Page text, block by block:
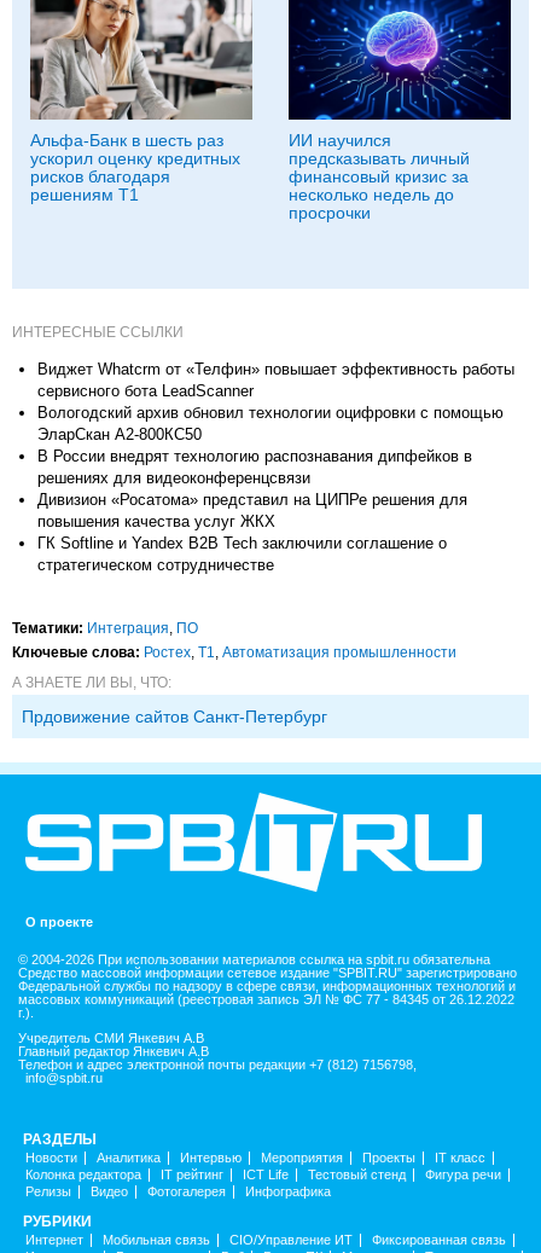
Альфа-Банк в шесть раз
ускорил оценку кредитных
рисков благодаря
решениям Т1
ИИ научился
предсказывать личный
финансовый кризис за
несколько недель до
просрочки
ИНТЕРЕСНЫЕ ССЫЛКИ
Виджет Whatcrm от «Телфин» повышает эффективность работы
сервисного бота LeadScanner
Вологодский архив обновил технологии оцифровки с помощью
ЭларСкан А2-800КС50
В России внедрят технологию распознавания дипфейков в
решениях для видеоконференцсвязи
Дивизион «Росатома» представил на ЦИПРе решения для
повышения качества услуг ЖКХ
ГК Softline и Yandex B2B Tech заключили соглашение о
стратегическом сотрудничестве
Тематики: Интеграция, ПО
Ключевые слова: Ростех, Т1, Автоматизация промышленности
А ЗНАЕТЕ ЛИ ВЫ, ЧТО:
Прдовижение сайтов Санкт-Петербург
О проекте
© 2004-2026 При использовании материалов ссылка на spbit.ru обязательна
Средство массовой информации сетевое издание "SPBIT.RU" зарегистрировано
Федеральной службы по надзору в сфере связи, информационных технологий и
массовых коммуникаций (реестровая запись ЭЛ № ФС 77 - 84345 от 26.12.2022
г.).
Учредитель СМИ Янкевич А.В
Главный редактор Янкевич А.В
Телефон и адрес электронной почты редакции +7 (812) 7156798,
info@spbit.ru
РАЗДЕЛЫ
Новости Аналитика Интервью Мероприятия Проекты
IT класс
Колонка редактора
IT рейтинг ICT Life Тестовый стенд
Фигура речи
Релизы
Видео Фотогалерея Инфографика
РУБРИКИ
Интернет Мобильная связь CIO/Управление ИТ
Фиксированная связь